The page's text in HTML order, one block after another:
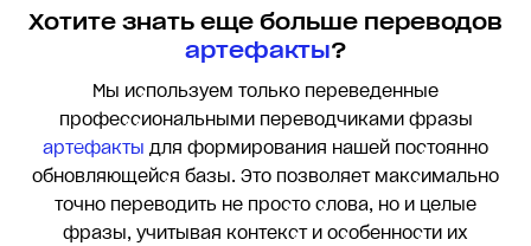
Хотите знать еще больше переводов
артефакты?
Мы используем только переведенные
профессиональными переводчиками фразы
артефакты для формирования нашей постоянно
обновляющейся базы. Это позволяет максимально
точно переводить не просто слова, но и целые
фразы, учитывая контекст и особенности их